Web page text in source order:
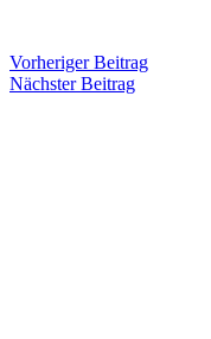
Vorheriger Beitrag
Nächster Beitrag